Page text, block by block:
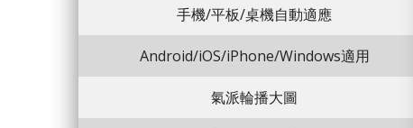
手機/平板/桌機自動適應
Android/iOS/iPhone/Windows適用
氣派輪播大圖